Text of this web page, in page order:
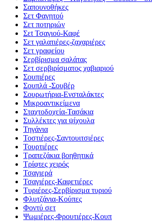
Σαπουνοθήκες
Σετ Φαγητού
Σετ ποτηριών
Σεt Τσαγιού-Καφέ
Σετ γαλατιέρες-ζαχαριέρες
Σετ γραφείου
Σερβίρισμα σαλάτας
Σετ σερβιρίσματος χαβιαριού
Σουπιέρες
Σουπλά -Σουβέρ
Σουρωτήρια-Ενσταλάκτες
Μικροαντικείμενα
Σταχτοδοχεία-Τασάκια
Συλλέκτες για ψίχουλα
Τηγάνια
Τοστιέρες-Σαντουιτσιέρες
Τουρτιέρες
Τραπεζάκια βοηθητικά
Τρίφτες χειρός
Τσαγιερά
Τσαγιέρες-Καφετιέρες
Τυριέρες-Σερβίρισμα τυριού
Φλυτζάνια-Κούπες
Φοντύ σετ
Ψωμιέρες-Φρουτιέρες-Κουπ